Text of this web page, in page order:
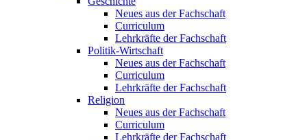
Neues aus der Fachschaft
Curriculum
Lehrkräfte der Fachschaft
Politik-Wirtschaft
Neues aus der Fachschaft
Curriculum
Lehrkräfte der Fachschaft
Religion
Neues aus der Fachschaft
Curriculum
Lehrkräfte der Fachschaft